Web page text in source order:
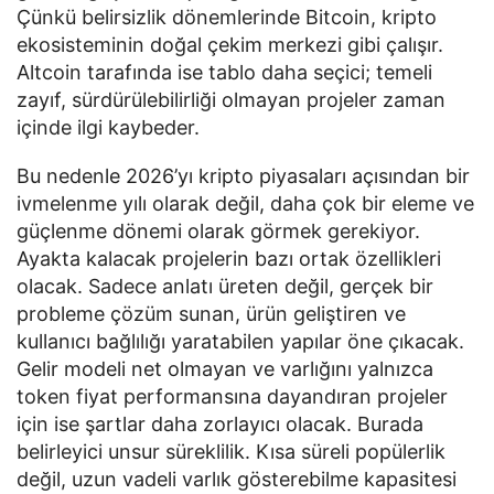
Çünkü belirsizlik dönemlerinde Bitcoin, kripto
ekosisteminin doğal çekim merkezi gibi çalışır.
Altcoin tarafında ise tablo daha seçici; temeli
zayıf, sürdürülebilirliği olmayan projeler zaman
içinde ilgi kaybeder.
Bu nedenle 2026’yı kripto piyasaları açısından bir
ivmelenme yılı olarak değil, daha çok bir eleme ve
güçlenme dönemi olarak görmek gerekiyor.
Ayakta kalacak projelerin bazı ortak özellikleri
olacak. Sadece anlatı üreten değil, gerçek bir
probleme çözüm sunan, ürün geliştiren ve
kullanıcı bağlılığı yaratabilen yapılar öne çıkacak.
Gelir modeli net olmayan ve varlığını yalnızca
token fiyat performansına dayandıran projeler
için ise şartlar daha zorlayıcı olacak. Burada
belirleyici unsur süreklilik. Kısa süreli popülerlik
değil, uzun vadeli varlık gösterebilme kapasitesi